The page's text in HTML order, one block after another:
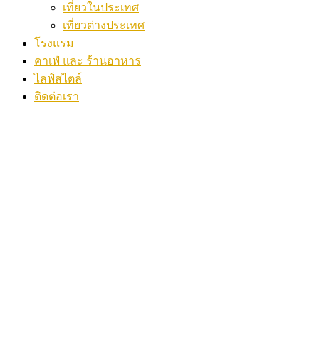
เที่ยวในประเทศ
เที่ยวต่างประเทศ
โรงแรม
คาเฟ่ และ ร้านอาหาร
ไลฟ์สไตล์
ติดต่อเรา